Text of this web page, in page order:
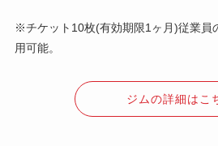
※チケット10枚(有効期限1ヶ月)従業員
用可能。
ジムの詳細はこ